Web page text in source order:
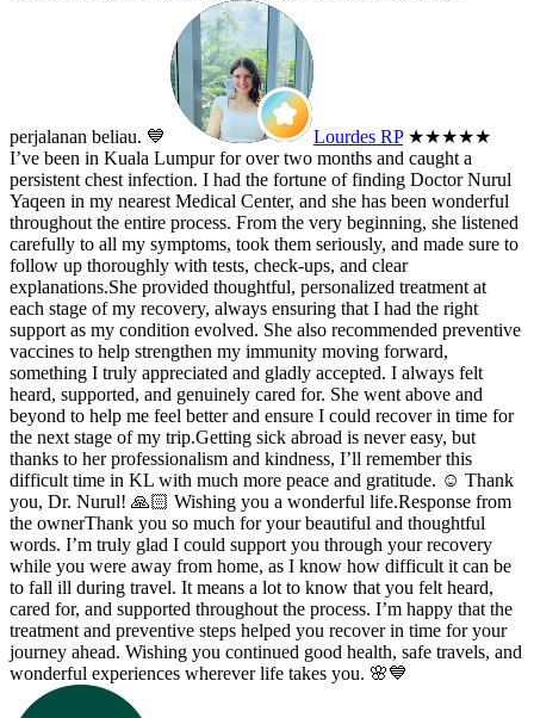
perjalanan beliau. 💙 Lourdes RP★★★★★
I’ve been in Kuala Lumpur for over two months and caught a
persistent chest infection. I had the fortune of finding Doctor Nurul
Yaqeen in my nearest Medical Center, and she has been wonderful
throughout the entire process. From the very beginning, she listened
carefully to all my symptoms, took them seriously, and made sure to
follow up thoroughly with tests, check-ups, and clear
explanations.She provided thoughtful, personalized treatment at
each stage of my recovery, always ensuring that I had the right
support as my condition evolved. She also recommended preventive
vaccines to help strengthen my immunity moving forward,
something I truly appreciated and gladly accepted. I always felt
heard, supported, and genuinely cared for. She went above and
beyond to help me feel better and ensure I could recover in time for
the next stage of my trip.Getting sick abroad is never easy, but
thanks to her professionalism and kindness, I’ll remember this
difficult time in KL with much more peace and gratitude. ☺️ Thank
you, Dr. Nurul! 🙏🏻 Wishing you a wonderful life.Response from
the ownerThank you so much for your beautiful and thoughtful
words. I’m truly glad I could support you through your recovery
while you were away from home, as I know how difficult it can be
to fall ill during travel. It means a lot to know that you felt heard,
cared for, and supported throughout the process. I’m happy that the
treatment and preventive steps helped you recover in time for your
journey ahead. Wishing you continued good health, safe travels, and
wonderful experiences wherever life takes you. 🌸💙